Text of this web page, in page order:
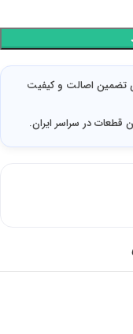
تضمین اصالت و کیفیت
قطعات در سراسر ایران.